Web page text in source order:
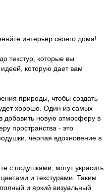
интерьер своего дома!
текстур, которые вы
идеей, которую дает вам
природы, чтобы создать
хорошо. Один из самых
добавить новую атмосферу в
пространства - это
черпая вдохновение в
с подушками, могут украсить
и текстурами. Таким
и яркий визуальный